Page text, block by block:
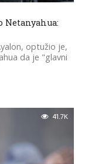
Netanyahua:
optužio je,
da je "glavni
41.7K